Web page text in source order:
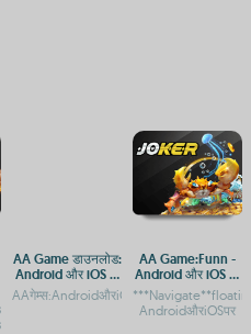
AA Game डाउनलोड:
Android और iOS के
लिए मुफ्त गेमिंग ऐप
AA Game:Funn -
Android और iOS पर
मज़ेदार गेमिंग अनुभव
AndroidऔरiOSपर